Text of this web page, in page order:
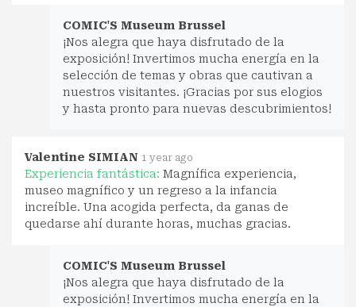
COMIC'S Museum Brussel
¡Nos alegra que haya disfrutado de la
exposición! Invertimos mucha energía en la
selección de temas y obras que cautivan a
nuestros visitantes. ¡Gracias por sus elogios
y hasta pronto para nuevas descubrimientos!
Valentine SIMIAN 1 year ago
Experiencia fantástica: Magnífica experiencia,
museo magnífico y un regreso a la infancia
increíble. Una acogida perfecta, da ganas de
quedarse ahí durante horas, muchas gracias.
COMIC'S Museum Brussel
¡Nos alegra que haya disfrutado de la
exposición! Invertimos mucha energía en la